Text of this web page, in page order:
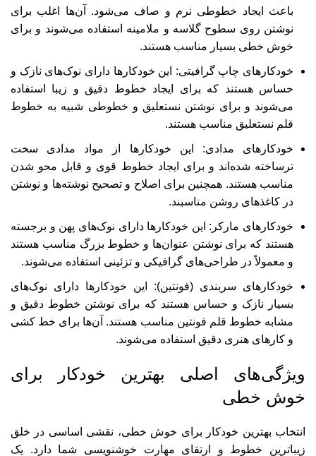
باعث ایجاد خطوطی نرم و صاف می‌شود. آن‌ها اغلب برای
نوشتن روی سطوح گلاسه و ملامینه استفاده می‌شوند و برای
خوش ‌خطی بسیار مناسب هستند.
خودکار‌های چاپ گرافیتی: این خودکارها دارای نوک‌های نازک و
حساس هستند که برای ایجاد خطوط دقیق و زیبا استفاده
می‌شوند و برای نوشتن نستعلیق و خطوطی شبیه به خطوط
قلم نستعلیق مناسب هستند.
خودکار‌های مدادی: این خودکارها از مواد مدادی سخت
ترساخته شده‌اند و برای ایجاد خطوط قوی و قابل محو شدن
مناسب هستند. همچنین برای اصلاح و تصحیح نوشته‌ها و نوشتن
در کاغذهای روشن مناسبند.
خودکار‌های مارکر: این خودکارها دارای نوک‌های پهن و برجسته
هستند که برای نوشتن عنوان‌ها و خطوط بزرگ مناسب هستند
و معمولاً در طراحی‌های گرافیکی و تزئینی استفاده می‌شوند.
خودکار‌های سربندی (فونتین)‌: این خودکارها دارای نوک‌های
بسیار نازک و حساس هستند که برای نوشتن خطوط دقیق و
مشابه خطوط قلم فونتین مناسب هستند. آن‌ها برای خط‌ کشی
و کارهای هنری دقیق استفاده می‌شوند.
ویژگی‌های اصلی بهترین خودکار برای
خوش خطی
انتخاب بهترین خودکار برای خوش خطی، نقشی اساسی در خلق
زیباترین خطوط و ارتقای مهارت خوشنویسی شما دارد. یک